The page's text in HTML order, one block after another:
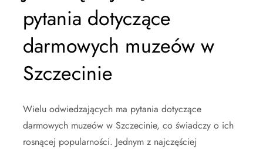
pytania dotyczące
darmowych muzeów w
Szczecinie
Wielu odwiedzających ma pytania dotyczące
darmowych muzeów w Szczecinie, co świadczy o ich
rosnącej popularności. Jednym z najczęściej